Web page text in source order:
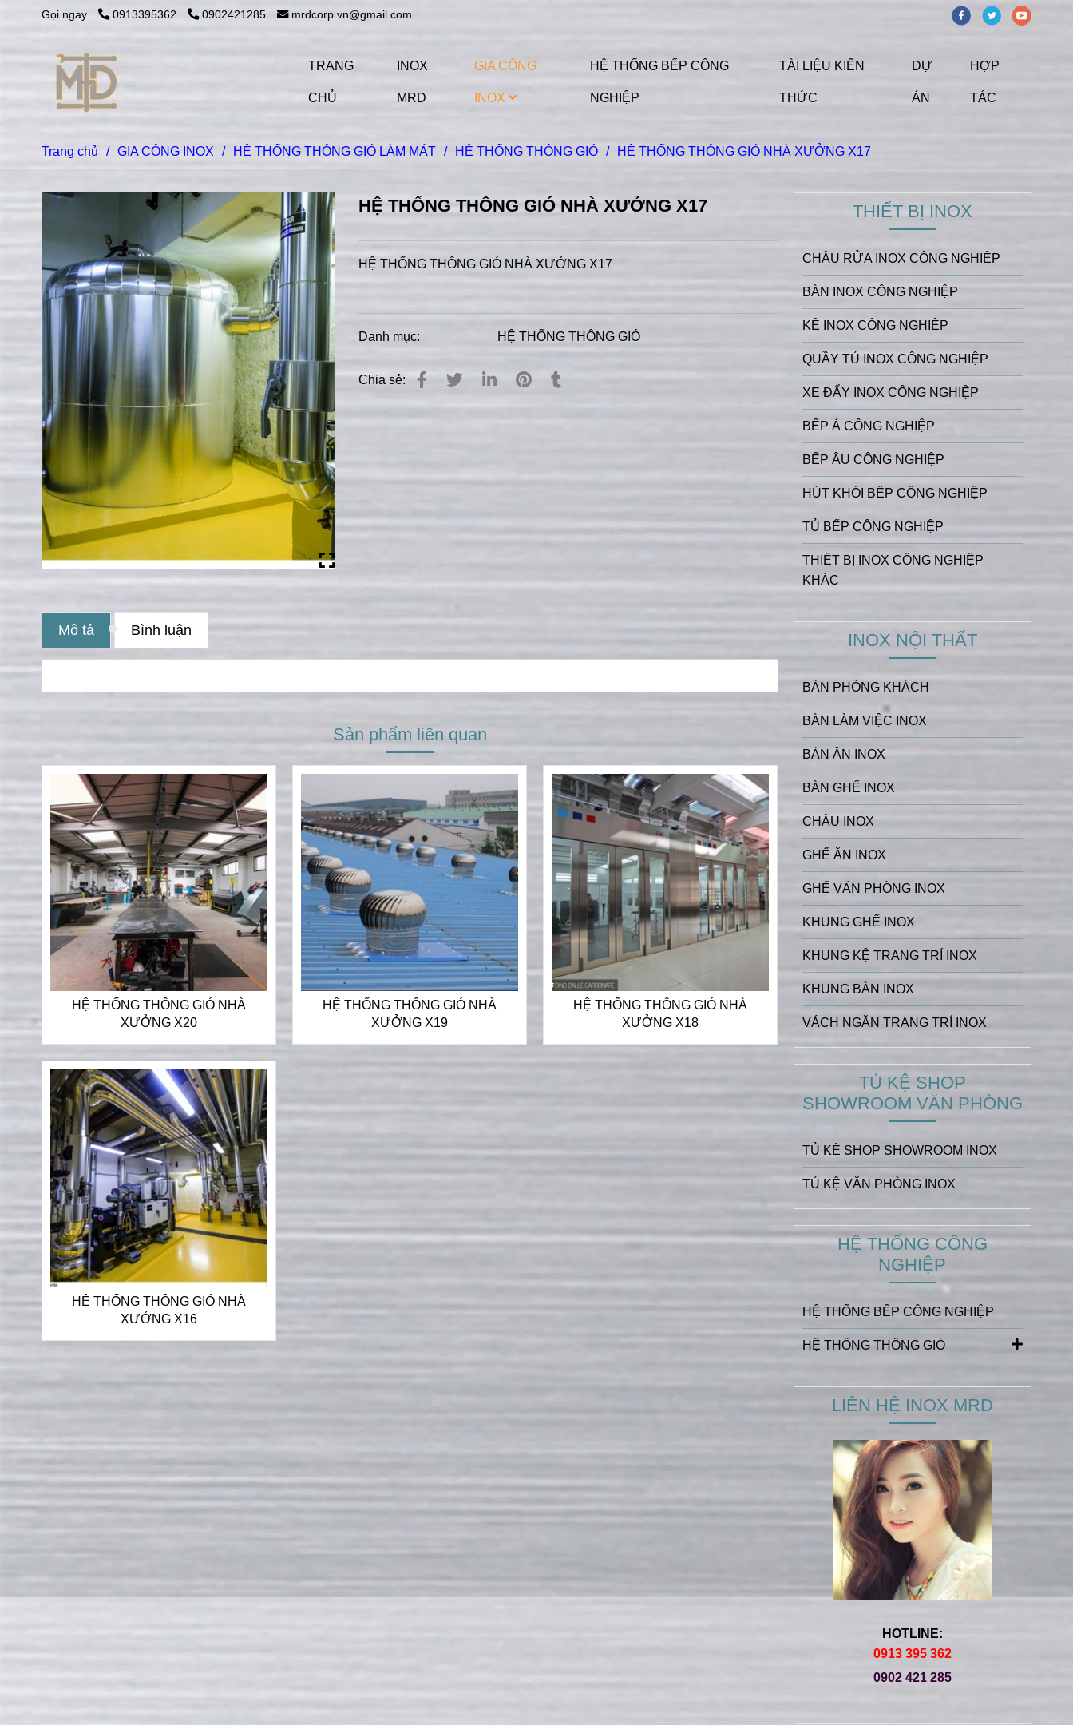
Gọi ngay 0913395362 0902421285 mrdcorp.vn@gmail.com
TRANG
CHỦ
INOX
MRD
GIA CÔNG
INOX
HỆ THỐNG BẾP CÔNG
NGHIỆP
TÀI LIỆU KIẾN
THỨC
DỰ
ÁN
HỢP
TÁC
Trang chủ / GIA CÔNG INOX / HỆ THỐNG THÔNG GIÓ LÀM MÁT / HỆ THỐNG THÔNG GIÓ / HỆ THỐNG THÔNG GIÓ NHÀ XƯỞNG X17
HỆ THỐNG THÔNG GIÓ NHÀ XƯỞNG X17
HỆ THỐNG THÔNG GIÓ NHÀ XƯỞNG X17
Danh mục: HỆ THỐNG THÔNG GIÓ
Chia sẻ:
Mô tả Bình luận
Sản phẩm liên quan
HỆ THỐNG THÔNG GIÓ NHÀ
XƯỞNG X20
HỆ THỐNG THÔNG GIÓ NHÀ
XƯỞNG X19
HỆ THỐNG THÔNG GIÓ NHÀ
XƯỞNG X18
HỆ THỐNG THÔNG GIÓ NHÀ
XƯỞNG X16
THIẾT BỊ INOX
CHẬU RỬA INOX CÔNG NGHIỆP
BÀN INOX CÔNG NGHIỆP
KỆ INOX CÔNG NGHIỆP
QUẦY TỦ INOX CÔNG NGHIỆP
XE ĐẨY INOX CÔNG NGHIỆP
BẾP Á CÔNG NGHIỆP
BẾP ÂU CÔNG NGHIỆP
HÚT KHÓI BẾP CÔNG NGHIỆP
TỦ BẾP CÔNG NGHIỆP
THIẾT BỊ INOX CÔNG NGHIỆP
KHÁC
INOX NỘI THẤT
BÀN PHÒNG KHÁCH
BÀN LÀM VIỆC INOX
BÀN ĂN INOX
BÀN GHẾ INOX
CHẬU INOX
GHẾ ĂN INOX
GHẾ VĂN PHÒNG INOX
KHUNG GHẾ INOX
KHUNG KỆ TRANG TRÍ INOX
KHUNG BÀN INOX
VÁCH NGĂN TRANG TRÍ INOX
TỦ KỆ SHOP
SHOWROOM VĂN PHÒNG
TỦ KỆ SHOP SHOWROOM INOX
TỦ KỆ VĂN PHÒNG INOX
HỆ THỐNG CÔNG
NGHIỆP
HỆ THỐNG BẾP CÔNG NGHIỆP
HỆ THỐNG THÔNG GIÓ
LIÊN HỆ INOX MRD
HOTLINE:
0913 395 362
0902 421 285